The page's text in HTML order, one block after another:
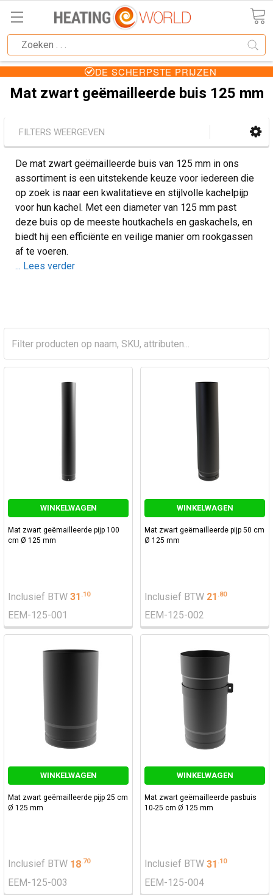
DE SCHERPSTE PRIJZEN
Mat zwart geëmailleerde buis 125 mm
FILTERS WEERGEVEN
De mat zwart geëmailleerde buis van 125 mm in ons
assortiment is een uitstekende keuze voor iedereen die
op zoek is naar een kwalitatieve en stijlvolle kachelpijp
voor hun kachel. Met een diameter van 125 mm past
deze buis op de meeste houtkachels en gaskachels, en
biedt hij een efficiënte en veilige manier om rookgassen
af te voeren.
... Lees verder
WINKELWAGEN
Mat zwart geëmailleerde pijp 100
cm Ø 125 mm
Inclusief BTW 31 .10
EEM-125-001
WINKELWAGEN
Mat zwart geëmailleerde pijp 50 cm
Ø 125 mm
Inclusief BTW 21 .80
EEM-125-002
WINKELWAGEN
Mat zwart geëmailleerde pijp 25 cm
Ø 125 mm
Inclusief BTW 18.70
EEM-125-003
WINKELWAGEN
Mat zwart geëmailleerde pasbuis
10-25 cm Ø 125 mm
Inclusief BTW 31 .10
EEM-125-004